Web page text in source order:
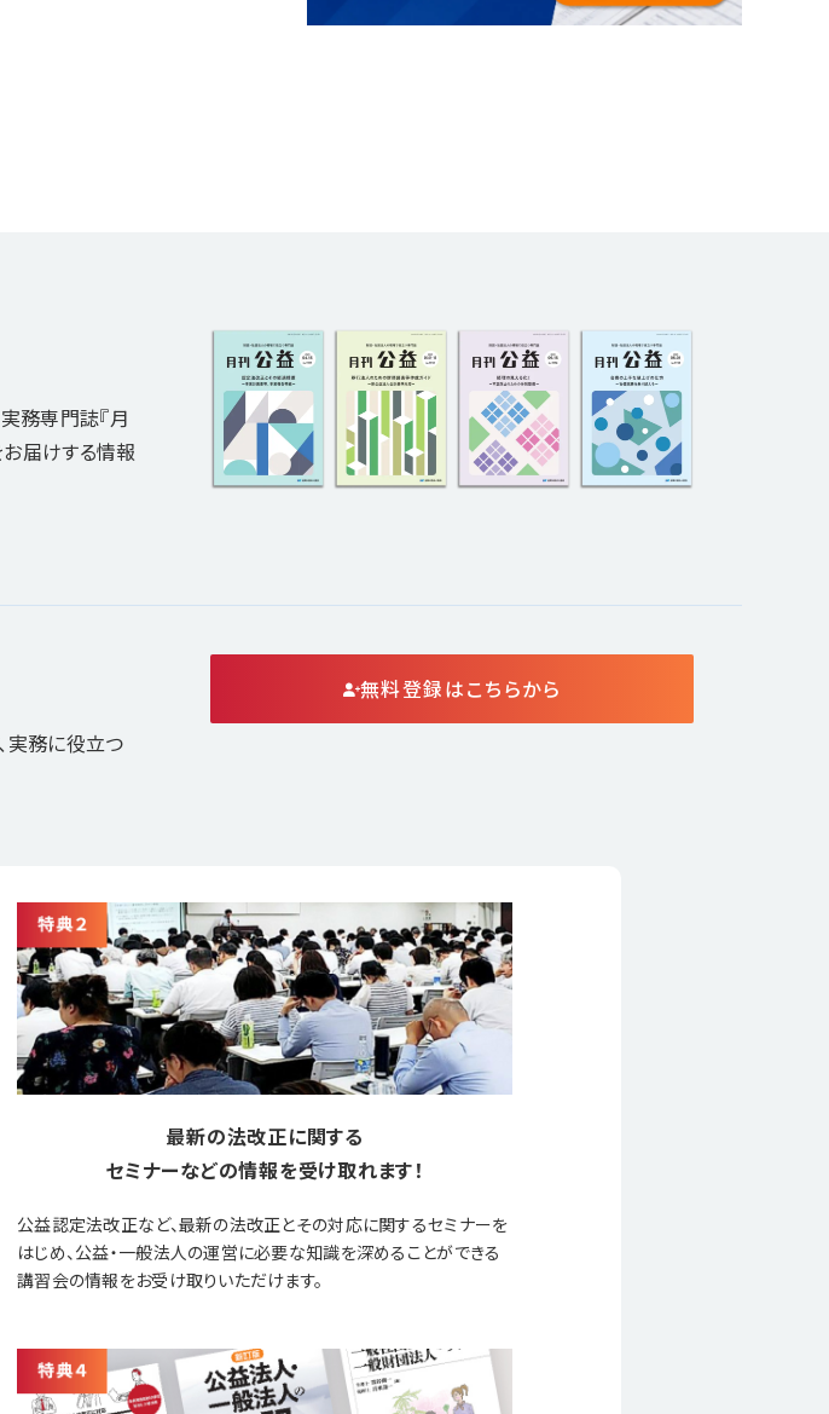
務専門誌『月
届けする情報
実務に役立つ
無料登録はこちらから
最新の法改正に関する
セミナーなどの情報を受け取れます！
公益認定法改正など、最新の法改正とその対応に関するセミナーを
はじめ、公益・一般法人の運営に必要な知識を深めることができる
講習会の情報をお受け取りいただけます。